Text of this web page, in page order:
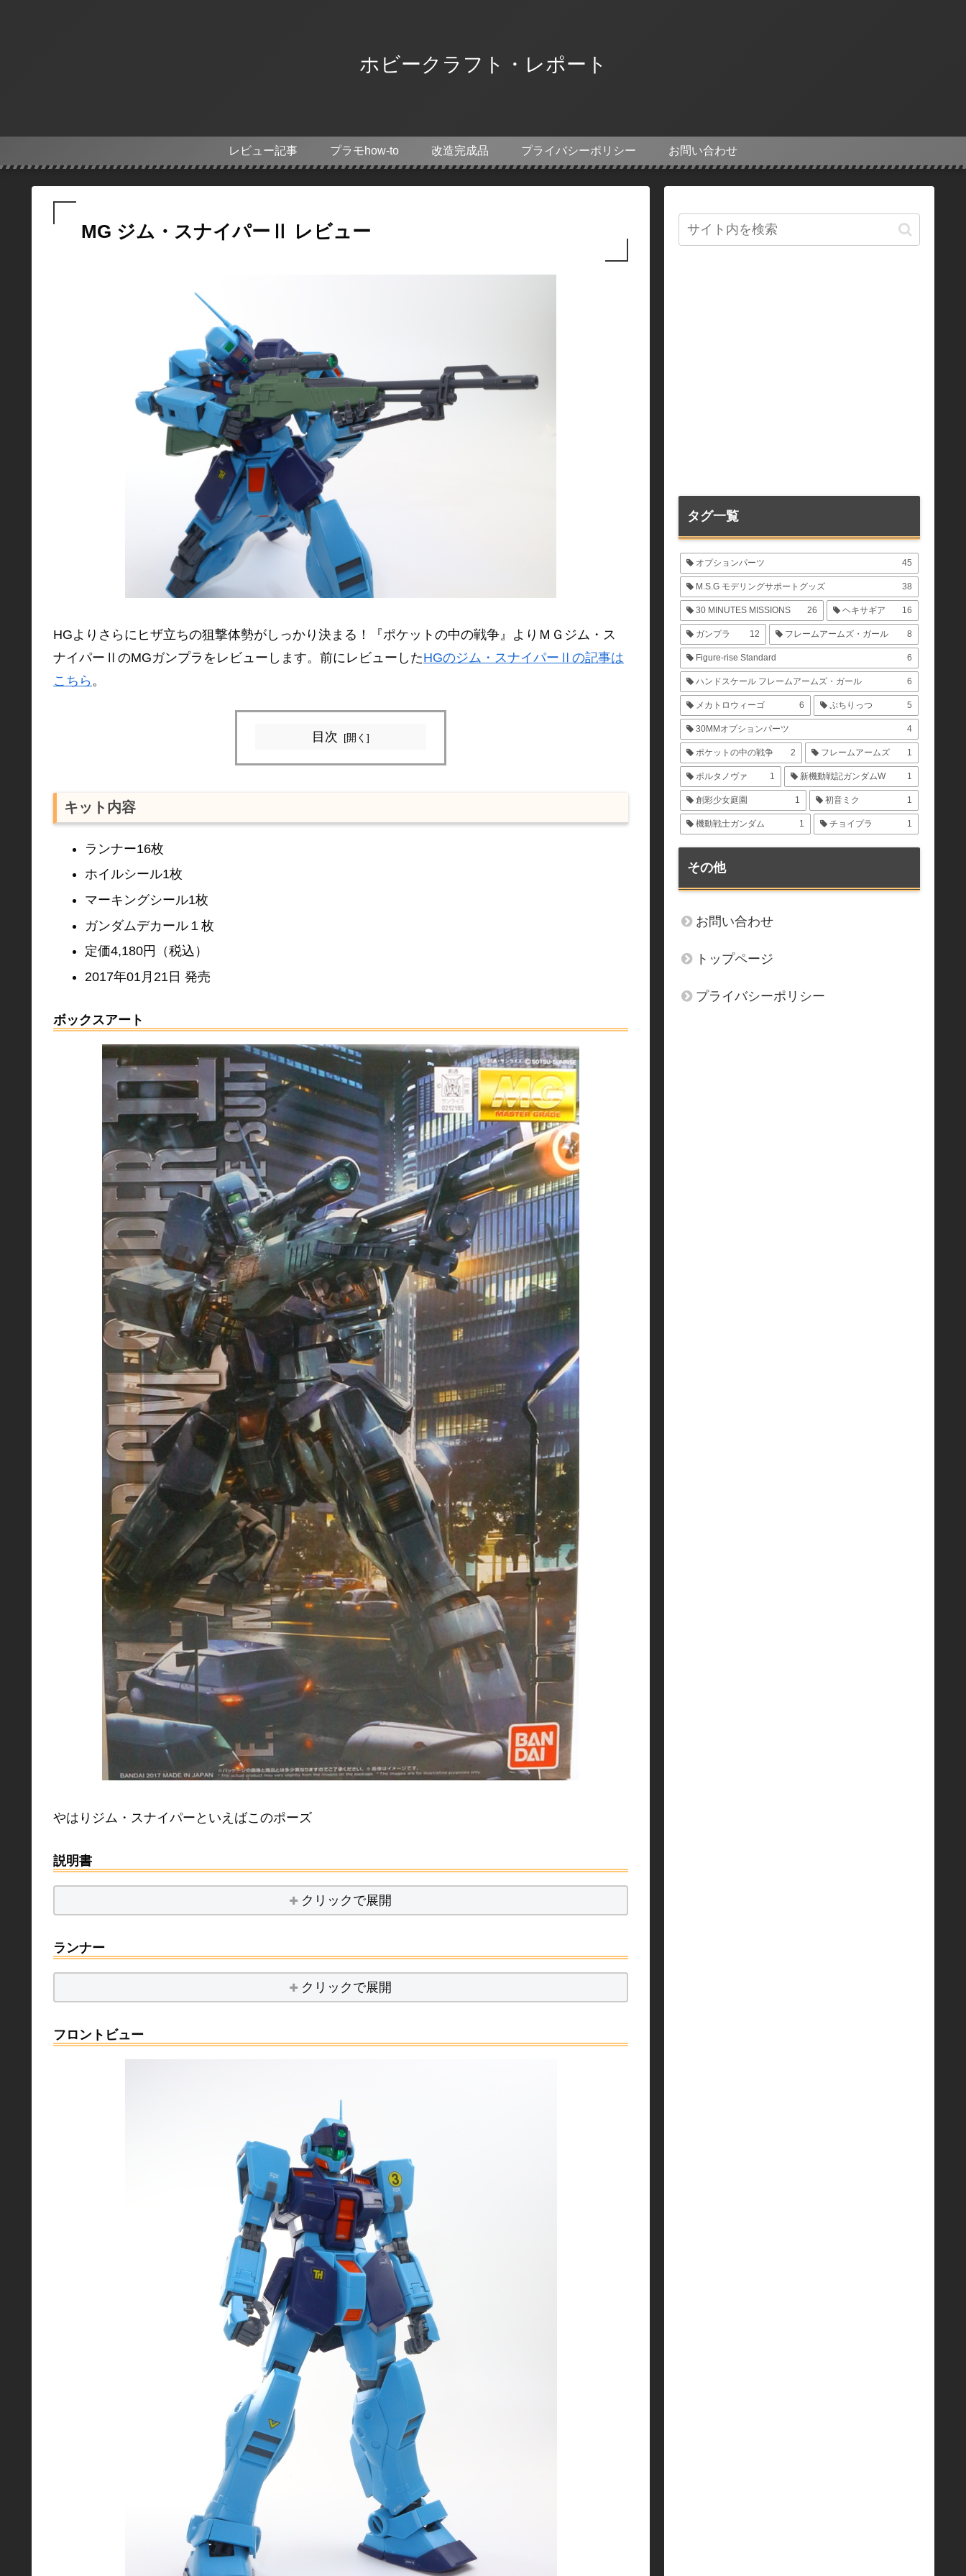
ホビークラフト・レポート
レビュー記事 プラモhow-to 改造完成品 プライバシーポリシー お問い合わせ
MG ジム・スナイパーⅡ レビュー
HGよりさらにヒザ立ちの狙撃体勢がしっかり決まる！『ポケットの中の戦争』よりＭＧジム・ス
ナイパーⅡのMGガンプラをレビューします。前にレビューしたHGのジム・スナイパーⅡの記事は
こちら 。
目次
キット内容
ランナー16枚
ホイルシール1枚
マーキングシール1枚
ガンダムデカール１枚
定価4,180円（税込）
2017年01月21日 発売
ボックスアート
やはりジム・スナイパーといえばこのポーズ
説明書
クリックで展開
ランナー
クリックで展開
フロントビュー
タグ一覧
オプションパーツ 45
M.S.G モデリングサポートグッズ 38
30 MINUTES MISSIONS 26 ヘキサギア 16
ガンプラ 12 フレームアームズ・ガール 8
Figure-rise Standard 6
ハンドスケール フレームアームズ・ガール 6
メカトロウィーゴ 6 ぷちりっつ 5
30MMオプションパーツ 4
ポケットの中の戦争 2 フレームアームズ 1
ポルタノヴァ 1 新機動戦記ガンダムW 1
創彩少女庭園 1 初音ミク 1
機動戦士ガンダム 1 チョイプラ 1
その他
お問い合わせ
トップページ
プライバシーポリシー